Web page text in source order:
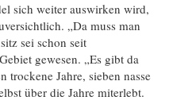
sich weiter auswirken wird,
„Da muss man
sei schon seit
gewesen. „Es gibt da
trockene Jahre, sieben nasse
über die Jahre miterlebt.